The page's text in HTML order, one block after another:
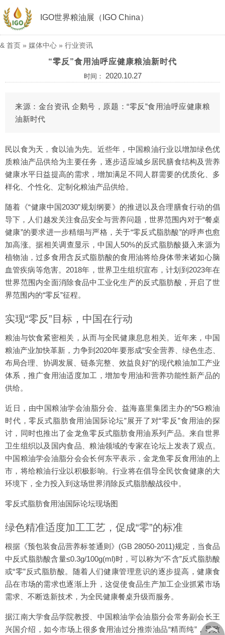
IGO世界粮油展（IGO China）
& 首页 » 媒体中心 » 行业资讯
“零反”食用油呼应健康粮油新时代
时间： 2020.10.27
来源：金台资讯 企鹅号，原题：“零反”食用油呼应健康粮
油新时代
民以食为天，食以油为先。近些年，中国粮油行业以增加绿色优
质粮油产品供给为主要任务，逐步适应城乡居民膳食结构及营养
健康水平日益提高的需求，增加满足不同人群需要的优质化、多
样化、个性化、定制化粮油产品供给。
随着《“健康中国2030”规划纲要》的推进以及合理膳食行动的倡
导下，人们越发关注食品安全与营养问题，世界范围内对于“餐桌
健康”的要求进一步精细与严格，关于“零反式脂肪酸”的呼声也愈
加高涨。据相关调查显示，中国人50%的反式脂肪酸摄入来源为
植物油，过多食用含反式脂肪酸的食用油将给身体带来诸如心脑
血管疾病等危害。2018年，世界卫生组织宣布，计划到2023年在
世界范围内全面消除食品中工业化生产的反式脂肪酸，开启了世
界范围内的“零反”征程。
实现“零反”目标，中国在行动
粮油与饮食紧密相关，从而与全民健康息息相关。近年来，中国
粮油产业加快革新，力争到2020年要形成“安全营养、绿色生态、
布局合理、协调发展、链条完整、效益良好”的现代粮油加工产业
体系，推广食用油适度加工，增加专用油和营养功能性新产品的
供给。
近日，由中国粮油学会油脂分会、益海嘉里集团主办的“5G粮油
时代，零反式脂肪食用油国际论坛”展开了对“零反”食用油的探
讨，同时也推出了金龙鱼零反式脂肪食用油系列产品。来自世界
卫生组织以及国内食品、粮油领域的专家在论坛上发表了观点。
中国粮油学会油脂分会会长何东平表示，金龙鱼零反食用油的上
市，将给粮油行业以积极影响。行业将在倡导全民饮食健康的大
环境下，全力投入到这场世界消除反式脂肪酸战役中。
零反式脂肪食用油国际论坛现场图
绿色精准适度加工工艺，促成“零”的标准
根据《预包装食品营养标签通则》(GB 28050-2011)规定，当食品
中反式脂肪酸含量≤0.3g/100g(ml)时，可以称为“不含”反式脂肪酸
或“零”反式脂肪酸。随着人们健康管理意识的逐步提高，健康食
品在市场的需求也逐渐上升，这促使食品生产加工企业抓紧市场
需求、不断迭新技术，为全民健康餐桌升级而服务。
据江南大学食品学院教授、中国粮油学会油脂分会常务副会长王
兴国介绍，如今市场上很多食用油过分推崇油品“精而纯”，导致
︽